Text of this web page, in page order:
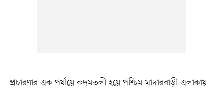
প্রচারণার এক পর্যায়ে কদমতলী হয়ে পশ্চিম মাদারবাড়ী এলাকায়